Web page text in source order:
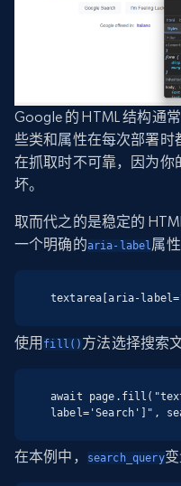
Google 的 HTML 结构通
些类和属性在每次部署时
在抓取时不可靠，因为你
坏。
取而代之的是稳定的
一个明确的aria-label属性
textarea[aria-
使用 fill() 方法选择搜索
await
label='Search']",
在本例中， search_query变